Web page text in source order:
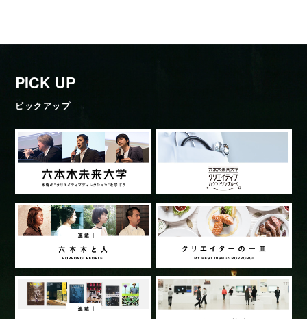
PICK UP
ピックアップ